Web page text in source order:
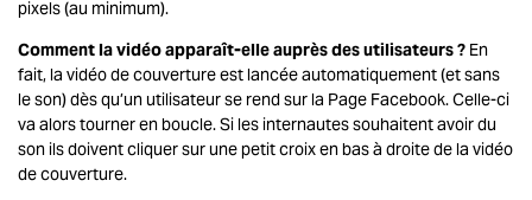
pixels (au minimum).
Comment la vidéo apparaît-elle auprès des utilisateurs ? En
fait, la vidéo de couverture est lancée automatiquement (et sans
le son) dès qu’un utilisateur se rend sur la Page Facebook. Celle-ci
va alors tourner en boucle. Si les internautes souhaitent avoir du
son ils doivent cliquer sur une petit croix en bas à droite de la vidéo
de couverture.